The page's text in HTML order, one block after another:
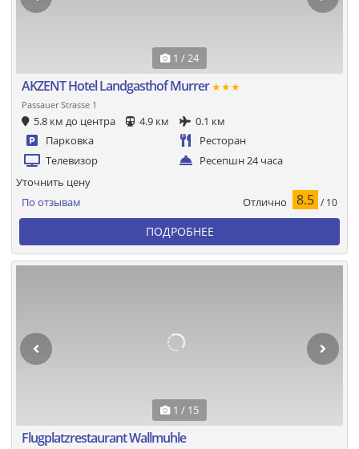
1 / 24
AKZENT Hotel Landgasthof Murrer★★★
Passauer Strasse 1
5.8 км до центра 4.9 км
0.1 км
Парковка
Ресторан
Телевизор
Ресепшн 24 часа
По отзывам Отлично 8.5 / 10
Уточнить цену
ПОДРОБНЕЕ
1 / 15
Flugplatzrestaurant Wallmuhle